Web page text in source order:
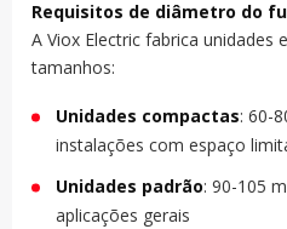
Requisitos de diâmetro do
A Viox Electric fabrica unidades
tamanhos:
Unidades compactas: 60-
instalações com espaço
Unidades padrão: 90-105
aplicações gerais